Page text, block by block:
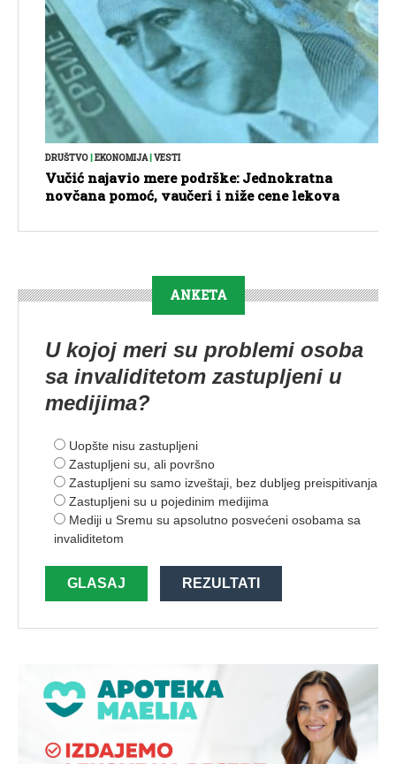
DRUŠTVO|EKONOMIJA|VESTI
Vučić najavio mere podrške: Jednokratna
novčana pomoć, vaučeri i niže cene lekova
ANKETA
U kojoj meri su problemi osoba
sa invaliditetom zastupljeni u
medijima?
Uopšte nisu zastupljeni
Zastupljeni su, ali površno
Zastupljeni su samo izveštaji, bez dubljeg preispitivanja
Zastupljeni su u pojedinim medijima
Mediji u Sremu su apsolutno posvećeni osobama sa
invaliditetom
GLASAJ REZULTATI